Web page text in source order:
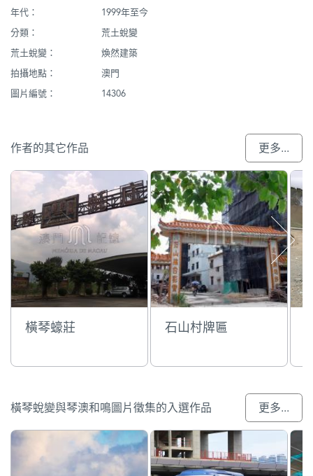
年代：
1999年至今
分類：
荒土蛻變
荒土蛻變：
煥然建築
拍攝地點：
澳門
圖片編號：
14306
作者的其它作品 更多...
橫琴蠔莊 石山村牌匾
橫琴蛻變與琴澳和鳴圖片徵集的入選作品 更多...